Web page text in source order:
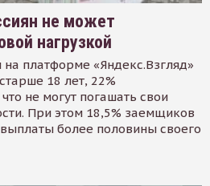
не может
нагрузкой
платформе «Яндекс.Взгляд»
18 лет, 22%
не могут погашать свои
При этом 18,5% заемщиков
более половины своего